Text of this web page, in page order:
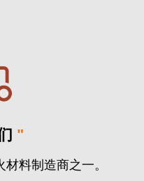
"
料制造商之一。